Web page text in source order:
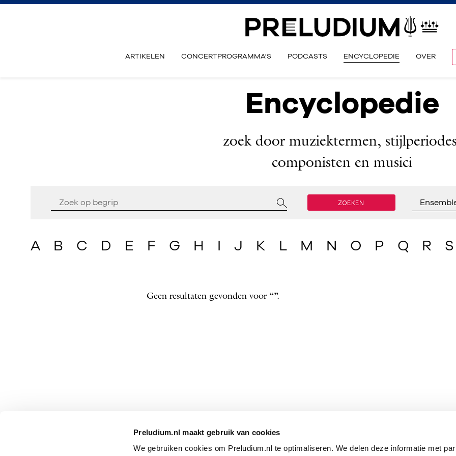
Preludium.nl maakt gebruik van cookies
We gebruiken cookies om Preludium.nl te optimaliseren. We delen deze informatie met
ARTIKELEN CONCERTPROGRAMMA'S PODCASTS ENCYCLOPEDIE OVER
Encyclopedie
zoek door muziektermen,
componisten en musici
ZOEKEN
A B C D E F G H J K L M N O P Q R S
Geen resultaten gevonden voor “”.